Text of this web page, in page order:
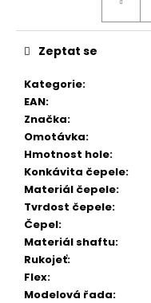
Kategorie:
EAN:
Značka:
Omotávka:
Hmotnost hole:
Konkávita čepele:
Materiál čepele:
Tvrdost čepele:
Čepel:
Materiál shaftu:
Rukojeť:
Flex:
Modelová řada:
Zeptat se